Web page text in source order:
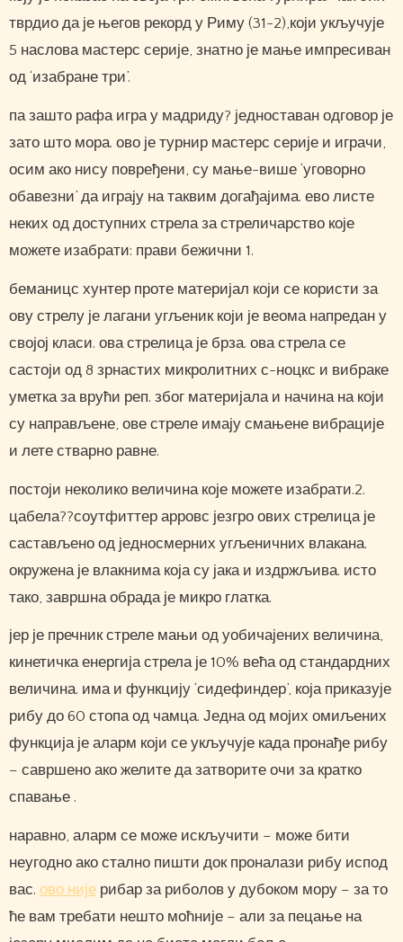
тврдио да је његов рекорд у Риму (31-2),који укључује
5 наслова мастерс серије, знатно је мање импресиван
од ‘изабране три’.
па зашто рафа игра у мадриду? једноставан одговор је
зато што мора. ово је турнир мастерс серије и играчи,
осим ако нису повређени, су мање-више ‘уговорно
обавезни’ да играју на таквим догађајима. ево листе
неких од доступних стрела за стреличарство које
можете изабрати: прави бежични 1.
беманицс ​​хунтер проте материјал који се користи за
ову стрелу је лагани угљеник који је веома напредан у
својој класи. ова стрелица је брза. ова стрела се
састоји од 8 зрнастих микролитних с-ноцкс и вибраке
уметка за врући реп. због материјала и начина на који
су направљене, ове стреле имају смањене вибрације
и лете стварно равне.
постоји неколико величина које можете изабрати.2.
цабела??соутфиттер арровс језгро ових стрелица је
састављено од једносмерних угљеничних влакана.
окружена је влакнима која су јака и издржљива. исто
тако, завршна обрада је микро глатка.
јер је пречник стреле мањи од уобичајених величина,
кинетичка енергија стрела је 10% већа од стандардних
величина. има и функцију ‘сидефиндер’, која приказује
рибу до 60 стопа од чамца. Једна од мојих омиљених
функција је аларм који се укључује када пронађе рибу
– савршено ако желите да затворите очи за кратко
спавање .
наравно, аларм се може искључити – може бити
неугодно ако стално пишти док проналази рибу испод
вас. ово нијерибар за риболов у дубоком мору – за то
ће вам требати нешто моћније – али за пецање на